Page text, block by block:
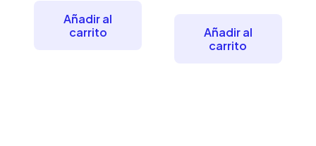
era:
$969.48.
Añadir al
carrito
Añadir al
carrito